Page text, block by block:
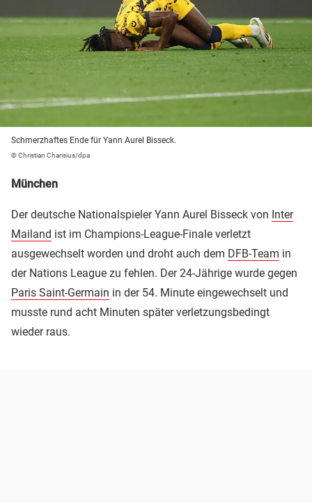
Schmerzhaftes Ende für Yann Aurel Bisseck.
© Christian Charisius/dpa
München
Der deutsche Nationalspieler Yann Aurel Bisseck von Inter
Mailand ist im Champions-League-Finale verletzt
ausgewechselt worden und droht auch dem DFB-Team in
der Nations League zu fehlen. Der 24-Jährige wurde gegen
Paris Saint-Germain in der 54. Minute eingewechselt und
musste rund acht Minuten später verletzungsbedingt
wieder raus.